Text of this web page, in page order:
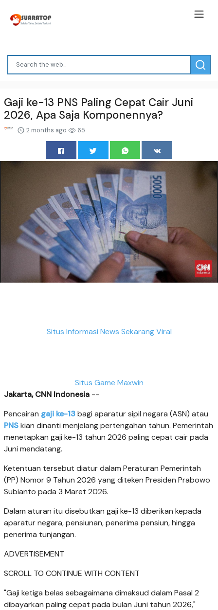
Gaji ke-13 PNS Paling Cepat Cair Juni
2026, Apa Saja Komponennya?
2 months ago 65
Situs Informasi News Sekarang Viral
Situs Game Maxwin
Jakarta, CNN Indonesia --
Pencairan gaji ke-13bagi aparatur sipil negara (ASN) atau
PNSkian dinanti menjelang pertengahan tahun. Pemerintah
menetapkan gaji ke-13 tahun 2026 paling cepat cair pada
Juni mendatang.
Ketentuan tersebut diatur dalam Peraturan Pemerintah
(PP) Nomor 9 Tahun 2026 yang diteken Presiden Prabowo
Subianto pada 3 Maret 2026.
Dalam aturan itu disebutkan gaji ke-13 diberikan kepada
aparatur negara, pensiunan, penerima pensiun, hingga
penerima tunjangan.
ADVERTISEMENT
SCROLL TO CONTINUE WITH CONTENT
"Gaji ketiga belas sebagaimana dimaksud dalam Pasal 2
dibayarkan paling cepat pada bulan Juni tahun 2026,"